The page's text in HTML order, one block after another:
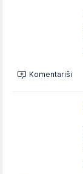
Komentariši